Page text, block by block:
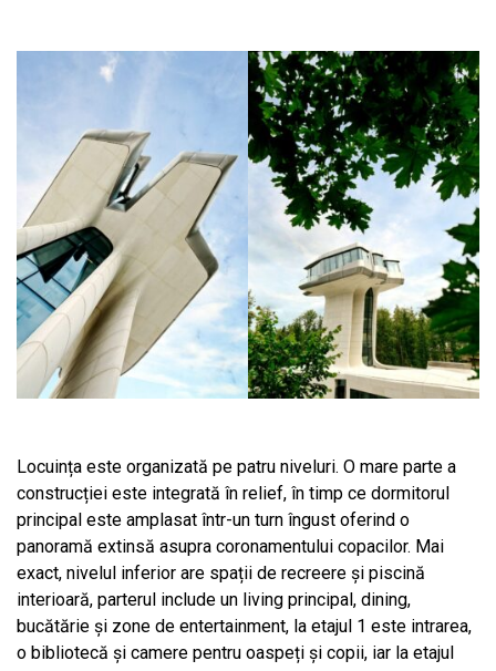
Locuința este organizată pe patru niveluri. O mare parte a
construcției este integrată în relief, în timp ce dormitorul
principal este amplasat într-un turn îngust oferind o
panoramă extinsă asupra coronamentului copacilor. Mai
exact, nivelul inferior are spații de recreere și piscină
interioară, parterul include un living principal, dining,
bucătărie și zone de entertainment, la etajul 1 este intrarea,
o bibliotecă și camere pentru oaspeți și copii, iar la etajul